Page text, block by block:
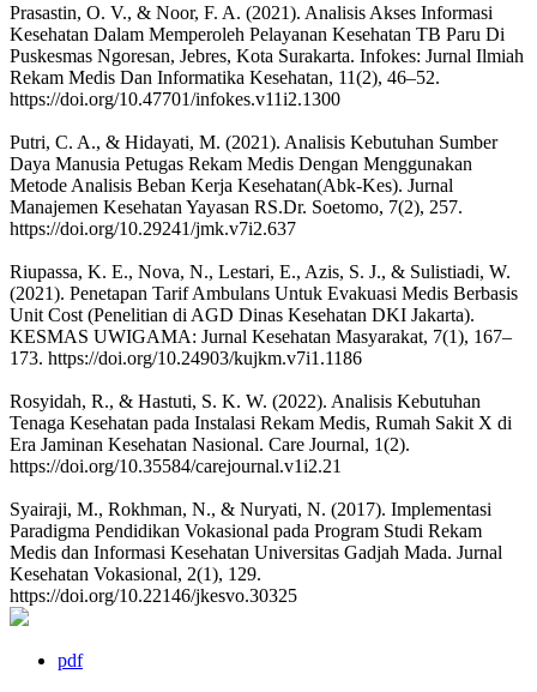
Prasastin, O. V., & Noor, F. A. (2021). Analisis Akses Informasi
Kesehatan Dalam Memperoleh Pelayanan Kesehatan TB Paru Di
Puskesmas Ngoresan, Jebres, Kota Surakarta. Infokes: Jurnal Ilmiah
Rekam Medis Dan Informatika Kesehatan, 11(2), 46–52.
https://doi.org/10.47701/infokes.v11i2.1300
Putri, C. A., & Hidayati, M. (2021). Analisis Kebutuhan Sumber
Daya Manusia Petugas Rekam Medis Dengan Menggunakan
Metode Analisis Beban Kerja Kesehatan(Abk-Kes). Jurnal
Manajemen Kesehatan Yayasan RS.Dr. Soetomo, 7(2), 257.
https://doi.org/10.29241/jmk.v7i2.637
Riupassa, K. E., Nova, N., Lestari, E., Azis, S. J., & Sulistiadi, W.
(2021). Penetapan Tarif Ambulans Untuk Evakuasi Medis Berbasis
Unit Cost (Penelitian di AGD Dinas Kesehatan DKI Jakarta).
KESMAS UWIGAMA: Jurnal Kesehatan Masyarakat, 7(1), 167–
173. https://doi.org/10.24903/kujkm.v7i1.1186
Rosyidah, R., & Hastuti, S. K. W. (2022). Analisis Kebutuhan
Tenaga Kesehatan pada Instalasi Rekam Medis, Rumah Sakit X di
Era Jaminan Kesehatan Nasional. Care Journal, 1(2).
https://doi.org/10.35584/carejournal.v1i2.21
Syairaji, M., Rokhman, N., & Nuryati, N. (2017). Implementasi
Paradigma Pendidikan Vokasional pada Program Studi Rekam
Medis dan Informasi Kesehatan Universitas Gadjah Mada. Jurnal
Kesehatan Vokasional, 2(1), 129.
https://doi.org/10.22146/jkesvo.30325
pdf